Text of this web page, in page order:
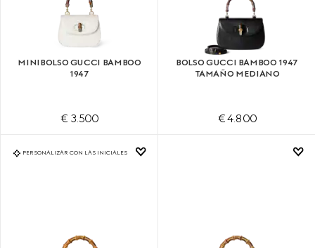
MINIBOLSO GUCCI BAMBOO
1947
€ 3.500
BOLSO GUCCI BAMBOO 1947
TAMAÑO MEDIANO
€ 4.800
PERSONALIZAR CON LAS INICIALES